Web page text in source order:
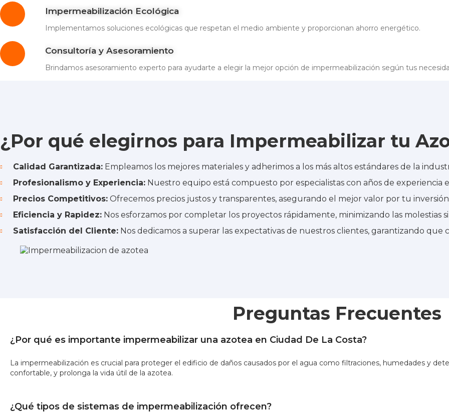
Impermeabilización Ecológica
Implementamos soluciones ecológicas que respetan el medio ambiente y proporcionan ahorro energético.
Consultoría y Asesoramiento
Brindamos asesoramiento experto para ayudarte a elegir la mejor opción de impermeabilización según tus
¿Por qué elegirnos para Impermeabilizar tu
Calidad Garantizada: Empleamos los mejores materiales y adherimos a los más altos estándares de la
Profesionalismo y Experiencia: Nuestro equipo está compuesto por especialistas con años de experiencia
Precios Competitivos: Ofrecemos precios justos y transparentes, asegurando el mejor valor por tu
Eficiencia y Rapidez: Nos esforzamos por completar los proyectos rápidamente, minimizando las molestias
Satisfacción del Cliente: Nos dedicamos a superar las expectativas de nuestros clientes, garantizando
Preguntas Frecuentes
¿Por qué es importante impermeabilizar una azotea en Ciudad De La Costa?
La impermeabilización es crucial para proteger el edificio de daños causados por el agua como filtraciones, humedades y
confortable, y prolonga la vida útil de la azotea.
¿Qué tipos de sistemas de impermeabilización ofrecen?